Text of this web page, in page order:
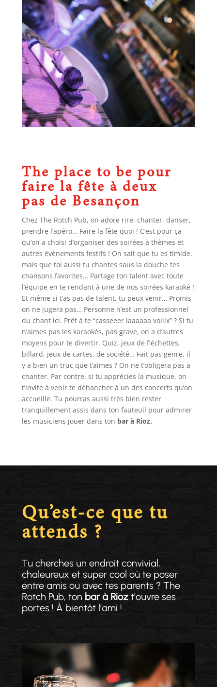
The place to be pour
faire la fête à deux
pas de Besançon
Chez The Rotch Pub, on adore rire, chanter, danser,
prendre l’apéro… Faire la fête quoi ! C’est pour ça
qu’on a choisi d’organiser des soirées à thèmes et
autres évènements festifs ! On sait que tu es timide,
mais que toi aussi tu chantes sous la douche tes
chansons favorites… Partage ton talent avec toute
l’équipe en te rendant à une de nos soirées karaoké !
Et même si t’as pas de talent, tu peux venir… Promis,
on ne jugera pas… Personne n’est un professionnel
du chant ici. Prêt à te “casseeer laaaaaa voiiix” ? Si tu
n’aimes pas les karaokés, pas grave, on a d’autres
moyens pour te divertir. Quiz, jeux de fléchettes,
billard, jeux de cartes, de société… Fait pas genre, il
y a bien un truc que t’aimes ? On ne t’obligera pas à
chanter. Par contre, si tu apprécies la musique, on
t’invite à venir te déhancher à un des concerts qu’on
accueille. Tu pourras aussi très bien rester
tranquillement assis dans ton fauteuil pour admirer
les musiciens jouer dans ton bar à Rioz.
Qu’est-ce que tu
attends ?
Tu cherches un endroit convivial,
chaleureux et super cool où te poser
entre amis ou avec tes parents ? The
Rotch Pub, ton bar à Riozt’ouvre ses
portes ! À bientôt l’ami !